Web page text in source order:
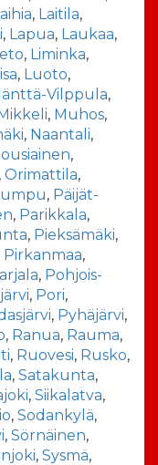
, Laitila,
, Lapua, Laukaa,
, Liminka,
, Luoto,
Vilppula,
, Muhos,
, Naantali,
,
, Orimattila,
, Päijät-
, Parikkala,
, Pieksämäki,
Pirkanmaa,
, Pohjois-
, Pori,
, Pyhäjärvi,
, Ranua, Rauma,
, Ruovesi, Rusko,
, Satakunta,
, Siikalatva,
, Sodankylä,
, Sörnäinen,
, Sysmä,